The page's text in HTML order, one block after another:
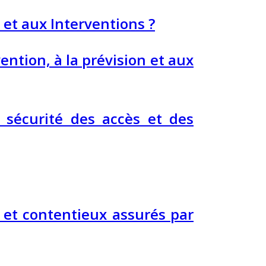
aux Interventions ?
à la prévision et aux
des accès et des
et contentieux assurés par